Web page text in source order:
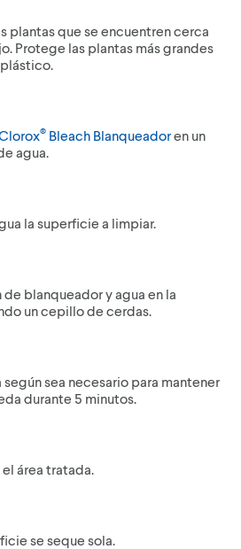
plantas que se encuentren cerca
Protege las plantas más grandes
® Bleach Blanqueadoren un
agua.
la superficie a limpiar.
blanqueador y agua en la
un cepillo de cerdas.
sea necesario para mantener
durante 5 minutos.
área tratada.
se seque sola.